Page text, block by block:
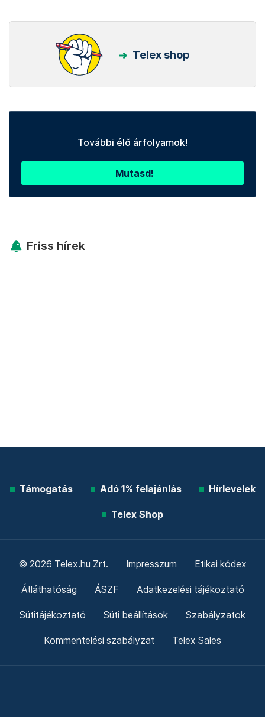
Telex shop
További élő árfolyamok!
Mutasd!
Friss hírek
Támogatás Adó 1% felajánlás Hírlevelek
Telex Shop
© 2026 Telex.hu Zrt. Impresszum Etikai kódex
Átláthatóság ÁSZF Adatkezelési tájékoztató
Sütitájékoztató Süti beállítások Szabályzatok
Kommentelési szabályzat Telex Sales